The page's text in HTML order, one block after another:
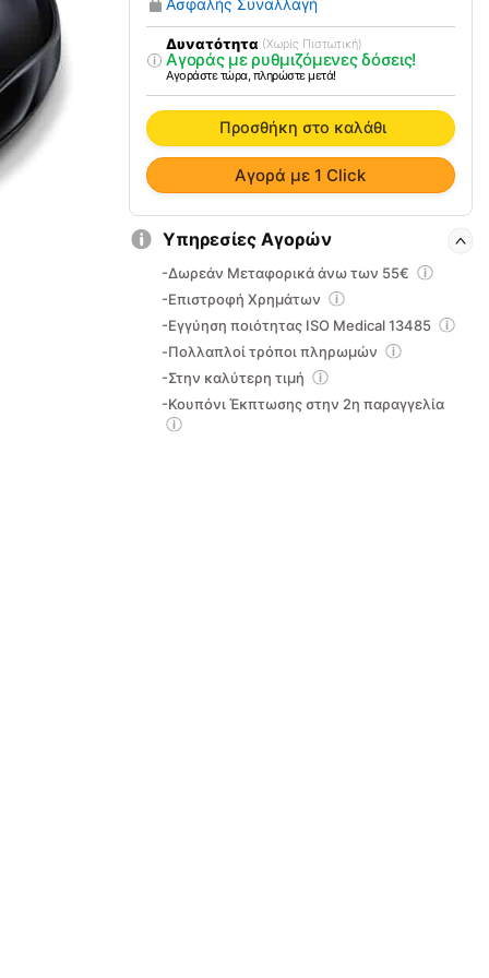
Shiatsu
Beurer
FM
90
ποσότητα
Δυνατότητα (Χωρίς Πιστωτική)
Αγοράς με ρυθμιζόμενες δόσεις!
Αγοράστε τώρα, πληρώστε μετά!
Προσθήκη στο καλάθι
Αγορά με 1 Click
Υπηρεσίες Αγορών
-Δωρεάν Μεταφορικά άνω των 55€
-Επιστροφή Χρημάτων
-Εγγύηση ποιότητας ISO Medical 13485
-Πολλαπλοί τρόποι πληρωμών
-Στην καλύτερη τιμή
-Κουπόνι Έκπτωσης στην 2η παραγγελία